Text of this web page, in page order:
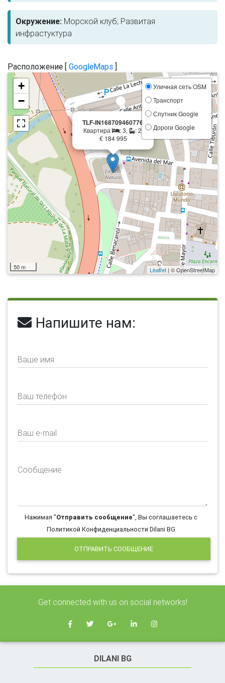
Окружение: Морской клуб; Развитая
инфрастуктура
Расположение [ GoogleMaps ]
TLF-IN168709460776
Квартира : 3,
: 2,
€ 184 995
×
+
−
Уличная сеть OSM
Транспорт
Спутник Google
Дороги Google
50 m Leaflet | © OpenStreetMap
Напишите нам:
Ваше имя
Ваш телефон
Ваш e-mail
Сообщение
Нажимая "Отправить сообщение", Вы соглашаетесь с
Политикой Конфиденциальности Dilani BG
ОТПРАВИТЬ СООБЩЕНИЕ
Get connected with us on social networks!
DILANI BG